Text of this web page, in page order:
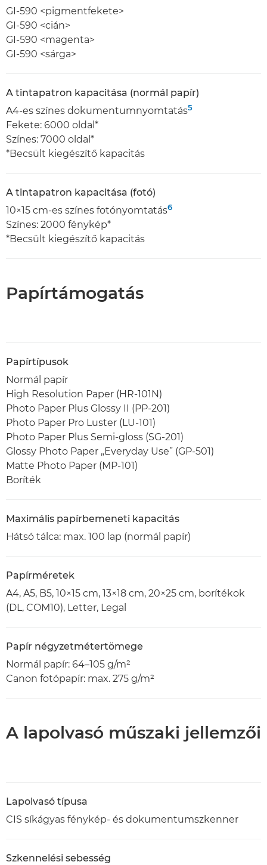
GI-590 <pigmentfekete>
GI-590 <cián>
GI-590 <magenta>
GI-590 <sárga>
A tintapatron kapacitása (normál papír)
A4-es színes dokumentumnyomtatás5
Fekete: 6000 oldal*
Színes: 7000 oldal*
*Becsült kiegészítő kapacitás
A tintapatron kapacitása (fotó)
10×15 cm-es színes fotónyomtatás6
Színes: 2000 fénykép*
*Becsült kiegészítő kapacitás
Papírtámogatás
Papírtípusok
Normál papír
High Resolution Paper (HR-101N)
Photo Paper Plus Glossy II (PP-201)
Photo Paper Pro Luster (LU-101)
Photo Paper Plus Semi-gloss (SG-201)
Glossy Photo Paper „Everyday Use” (GP-501)
Matte Photo Paper (MP-101)
Boríték
Maximális papírbemeneti kapacitás
Hátsó tálca: max. 100 lap (normál papír)
Papírméretek
A4, A5, B5, 10×15 cm, 13×18 cm, 20×25 cm, borítékok
(DL, COM10), Letter, Legal
Papír négyzetmétertömege
Normál papír: 64–105 g/m²
Canon fotópapír: max. 275 g/m²
A lapolvasó műszaki jellemzői
Lapolvasó típusa
CIS síkágyas fénykép- és dokumentumszkenner
Szkennelési sebesség